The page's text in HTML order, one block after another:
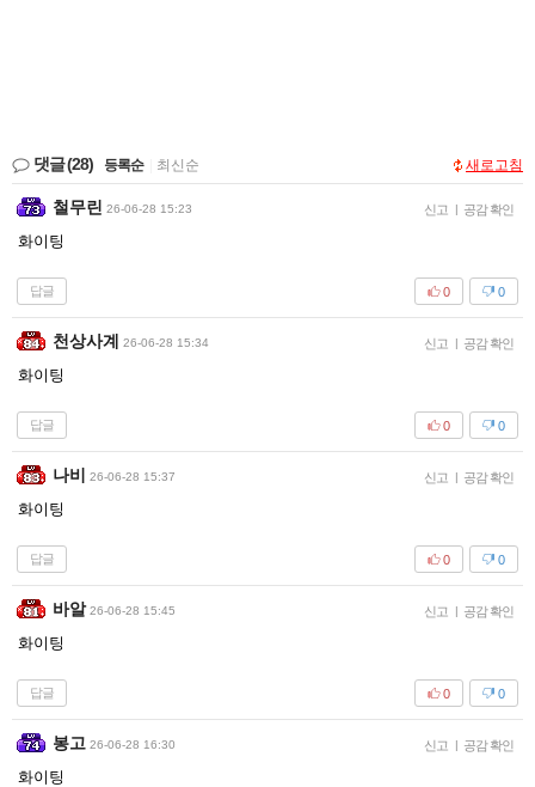
댓글(28) 등록순 최신순 새로고침
철무린 26-06-28 15:23 신고 | 공감 확인
화이팅
답글 0
0
천상사계 26-06-28 15:34 신고 | 공감 확인
화이팅
답글 0
0
나비 26-06-28 15:37 신고 | 공감 확인
화이팅
답글 0
0
바알 26-06-28 15:45 신고 | 공감 확인
화이팅
답글 0
0
봉고 26-06-28 16:30 신고 | 공감 확인
화이팅